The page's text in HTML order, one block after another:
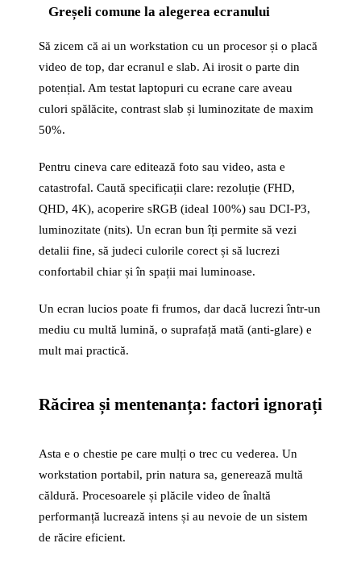
Greșeli comune la alegerea ecranului
Să zicem că ai un workstation cu un procesor și o placă
video de top, dar ecranul e slab. Ai irosit o parte din
potențial. Am testat laptopuri cu ecrane care aveau
culori spălăcite, contrast slab și luminozitate de maxim
50%.
Pentru cineva care editează foto sau video, asta e
catastrofal. Caută specificații clare: rezoluție (FHD,
QHD, 4K), acoperire sRGB (ideal 100%) sau DCI-P3,
luminozitate (nits). Un ecran bun îți permite să vezi
detalii fine, să judeci culorile corect și să lucrezi
confortabil chiar și în spații mai luminoase.
Un ecran lucios poate fi frumos, dar dacă lucrezi într-un
mediu cu multă lumină, o suprafață mată (anti-glare) e
mult mai practică.
Răcirea și mentenanța: factori ignorați
Asta e o chestie pe care mulți o trec cu vederea. Un
workstation portabil, prin natura sa, generează multă
căldură. Procesoarele și plăcile video de înaltă
performanță lucrează intens și au nevoie de un sistem
de răcire eficient.